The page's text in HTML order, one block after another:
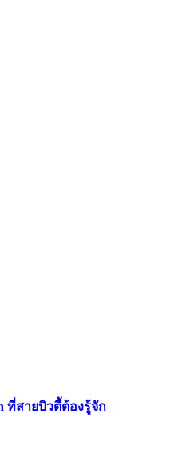
ที่สายบิวตี้ต้องรู้จัก